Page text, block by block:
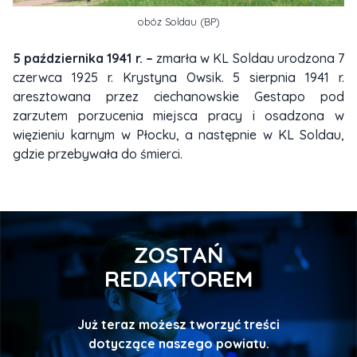
obóz Soldau (BP)
5 października 1941 r. – zmarła w KL Soldau urodzona 7
czerwca 1925 r. Krystyna Owsik. 5 sierpnia 1941 r.
aresztowana przez ciechanowskie Gestapo pod
zarzutem porzucenia miejsca pracy i osadzona w
więzieniu karnym w Płocku, a następnie w KL Soldau,
gdzie przebywała do śmierci.
ZOSTAŃ
REDAKTOREM
Już teraz możesz tworzyć treści
dotyczące naszego powiatu.